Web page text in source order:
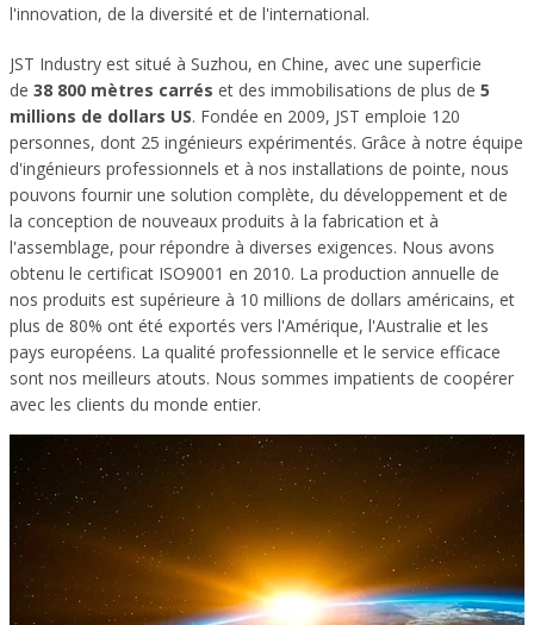
l'innovation, de la diversité et de l'international.
JST Industry est situé à Suzhou, en Chine, avec une superficie
de 38 800 mètres carrés et des immobilisations de plus de 5
millions de dollars US. Fondée en 2009, JST emploie 120
personnes, dont 25 ingénieurs expérimentés. Grâce à notre équipe
d'ingénieurs professionnels et à nos installations de pointe, nous
pouvons fournir une solution complète, du développement et de
la conception de nouveaux produits à la fabrication et à
l'assemblage, pour répondre à diverses exigences. Nous avons
obtenu le certificat ISO9001 en 2010. La production annuelle de
nos produits est supérieure à 10 millions de dollars américains, et
plus de 80% ont été exportés vers l'Amérique, l'Australie et les
pays européens. La qualité professionnelle et le service efficace
sont nos meilleurs atouts. Nous sommes impatients de coopérer
avec les clients du monde entier.